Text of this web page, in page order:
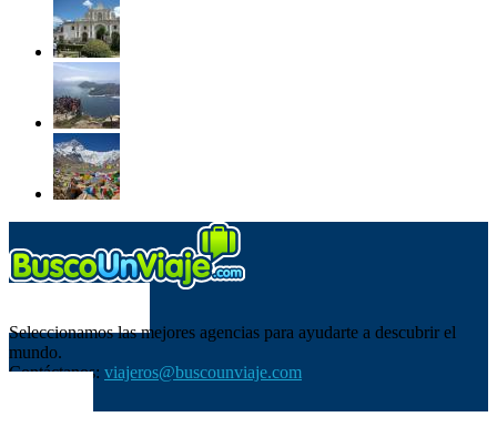
Seleccionamos las mejores agencias para ayudarte a descubrir el
mundo.
Contáctanos: viajeros@buscounviaje.com